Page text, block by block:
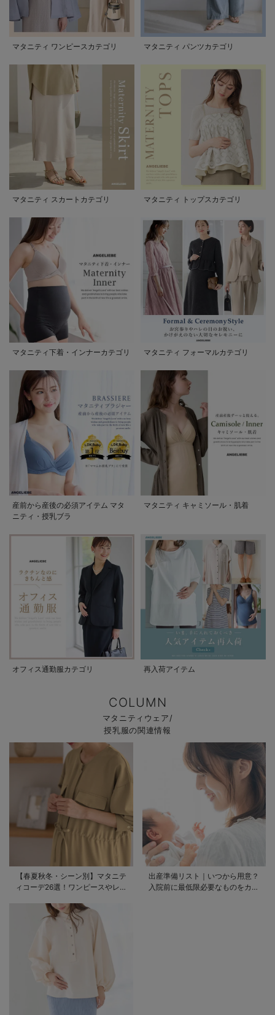
マタニティ ワンピースカテゴリ マタニティ パンツカテゴリ
マタニティ スカートカテゴリ マタニティ トップスカテゴリ
マタニティ下着・インナーカテゴリ マタニティ フォーマルカテゴリ
産前から産後の必須アイテム マタ
ニティ・授乳ブラ
マタニティ キャミソール・肌着
オフィス通勤服カテゴリ 再入荷アイテム
COLUMN
マタニティウェア/
授乳服の関連情報
【春夏秋冬・シーン別】マタニテ
ィコーデ26選！ワンピースやレギ
出産準備リスト｜いつから用意？
入院前に最低限必要なものをカテ